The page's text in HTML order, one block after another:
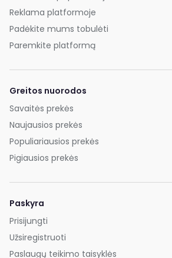
Reklama platformoje
Padėkite mums tobulėti
Paremkite platformą
Greitos nuorodos
Savaitės prekės
Naujausios prekės
Populiariausios prekės
Pigiausios prekės
Paskyra
Prisijungti
Užsiregistruoti
Paslaugų teikimo taisyklės